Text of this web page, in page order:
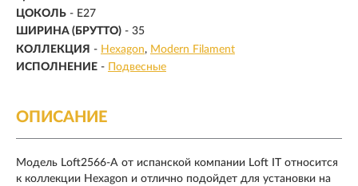
ЦОКОЛЬ - E27
ШИРИНА (БРУТТО) - 35
КОЛЛЕКЦИЯ - Hexagon
Modern Filament
ИСПОЛНЕНИЕ - Подвесные
ОПИСАНИЕ
Модель Loft2566-A от испанской компании Loft IT относится
к коллекции Hexagon и отлично подойдет для установки на